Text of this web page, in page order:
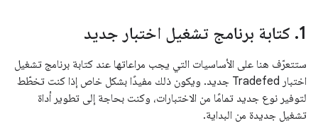
1
. كتابة برنامج تشغيل اختبار جديد
ستتعرّف هنا على الأساسيات التي يجب مراعاتها عند كتابة برنامج تشغيل
اختبار Tradefed جديد. ويكون ذلك مفيدًا بشكل خاص إذا كنت تخطّط
لتوفير نوع جديد تمامًا من الاختبارات، وكنت بحاجة إلى تطوير أداة
تشغيل جديدة من البداية.